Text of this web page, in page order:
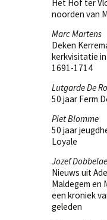
Het Hof ter
noorden van
Marc Martens
Deken
kerkvisitatie
1691-1714
Lutgarde De
50 jaar Ferm
Piet Blomme
50 jaar
Loyale
Jozef
Nieuws uit
Maldegem en
een kroniek
geleden